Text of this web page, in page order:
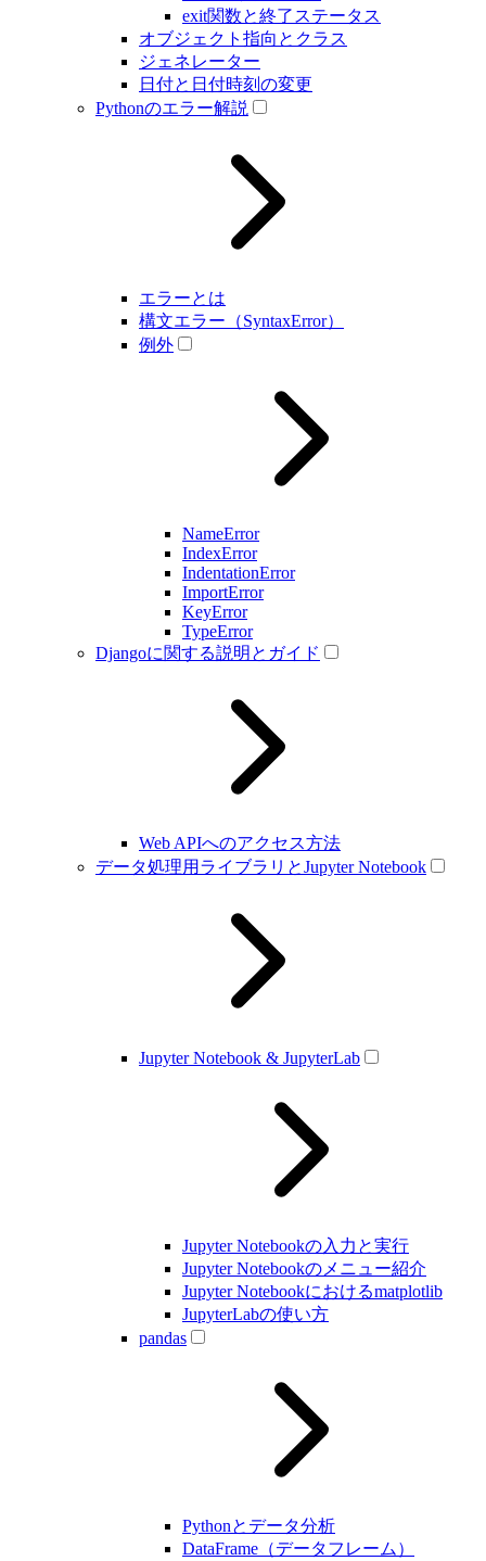
exit関数と終了ステータス
オブジェクト指向とクラス
ジェネレーター
日付と日付時刻の変更
Pythonのエラー解説
エラーとは
構文エラー（SyntaxError）
例外
NameError
IndexError
IndentationError
ImportError
KeyError
TypeError
Djangoに関する説明とガイド
Web APIへのアクセス方法
データ処理用ライブラリとJupyter Notebook
Jupyter Notebook & JupyterLab
Jupyter Notebookの入力と実行
Jupyter Notebookのメニュー紹介
Jupyter Notebookにおけるmatplotlib
JupyterLabの使い方
pandas
Pythonとデータ分析
DataFrame（データフレーム）